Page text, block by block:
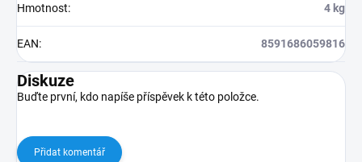
Hmotnost: 4 kg
EAN: 8591686059816
Diskuze
Buďte první, kdo napíše příspěvek k této položce.
Přidat komentář